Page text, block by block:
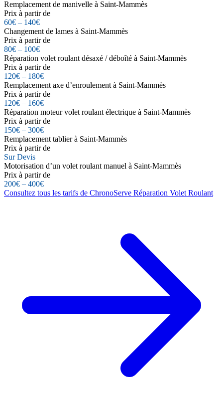
Remplacement de manivelle à Saint-Mammès
Prix à partir de
60€ – 140€
Changement de lames à Saint-Mammès
Prix à partir de
80€ – 100€
Réparation volet roulant désaxé / déboîté à Saint-Mammès
Prix à partir de
120€ – 180€
Remplacement axe d’enroulement à Saint-Mammès
Prix à partir de
120€ – 160€
Réparation moteur volet roulant électrique à Saint-Mammès
Prix à partir de
150€ – 300€
Remplacement tablier à Saint-Mammès
Prix à partir de
Sur Devis
Motorisation d’un volet roulant manuel à Saint-Mammès
Prix à partir de
200€ – 400€
Consultez tous les tarifs de ChronoServe Réparation Volet Roulant